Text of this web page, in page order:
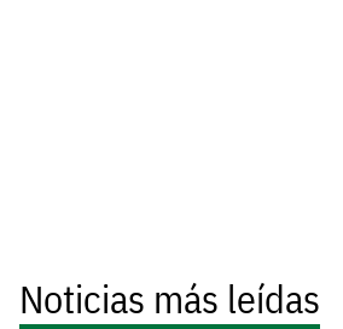
Noticias más leídas